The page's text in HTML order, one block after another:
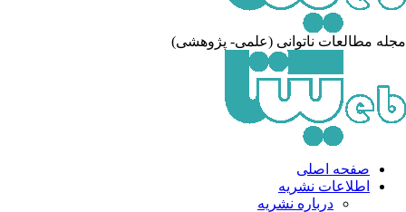
مطالعات ناتوانی (علمی- پژوهشی)
صفحه اصلی
اطلاعات نشریه
درباره نشریه